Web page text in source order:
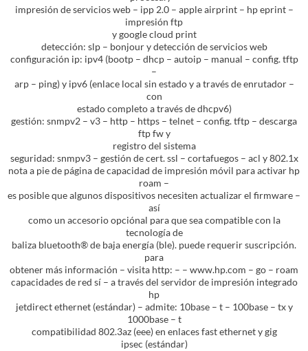
impresión de servicios web – ipp 2.0 – apple airprint – hp eprint –
impresión ftp
y google cloud print
detección: slp – bonjour y detección de servicios web
configuración ip: ipv4 (bootp – dhcp – autoip – manual – config. tftp
–
arp – ping) y ipv6 (enlace local sin estado y a través de enrutador –
con
estado completo a través de dhcpv6)
gestión: snmpv2 – v3 – http – https – telnet – config. tftp – descarga
ftp fw y
registro del sistema
seguridad: snmpv3 – gestión de cert. ssl – cortafuegos – acl y 802.1x
nota a pie de página de capacidad de impresión móvil para activar hp
roam –
es posible que algunos dispositivos necesiten actualizar el firmware –
así
como un accesorio opciónal para que sea compatible con la
tecnología de
baliza bluetooth® de baja energía (ble). puede requerir suscripción.
para
obtener más información – visita http: – – www.hp.com – go – roam
capacidades de red sí – a través del servidor de impresión integrado
hp
jetdirect ethernet (estándar) – admite: 10base – t – 100base – tx y
1000base – t
compatibilidad 802.3az (eee) en enlaces fast ethernet y gig
ipsec (estándar)